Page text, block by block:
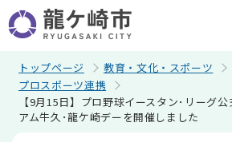
の
ペ
トップページ 教育・文化・スポーツ
プロスポーツ連携
【9月15日】プロ野球イースタン･リーグ
アム牛久･龍ケ崎デーを開催しました